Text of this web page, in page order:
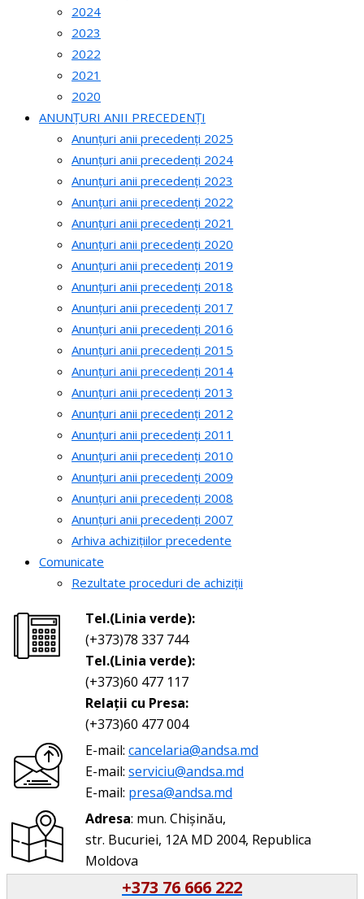
2024
2023
2022
2021
2020
ANUNȚURI ANII PRECEDENȚI
Anunțuri anii precedenți 2025
Anunțuri anii precedenți 2024
Anunțuri anii precedenți 2023
Anunțuri anii precedenți 2022
Anunțuri anii precedenți 2021
Anunțuri anii precedenți 2020
Anunțuri anii precedenți 2019
Anunțuri anii precedenți 2018
Anunțuri anii precedenți 2017
Anunțuri anii precedenți 2016
Anunțuri anii precedenți 2015
Anunțuri anii precedenți 2014
Anunțuri anii precedenți 2013
Anunțuri anii precedenți 2012
Anunțuri anii precedenți 2011
Anunțuri anii precedenți 2010
Anunțuri anii precedenți 2009
Anunțuri anii precedenți 2008
Anunțuri anii precedenți 2007
Arhiva achizițiilor precedente
Comunicate
Rezultate proceduri de achiziții
Tel.(Linia verde):
(+373)78 337 744
Tel.(Linia verde):
(+373)60 477 117
Relații cu Presa:
(+373)60 477 004
E-mail: cancelaria@andsa.md
E-mail: serviciu@andsa.md
E-mail: presa@andsa.md
Adresa: mun. Chișinău,
str. Bucuriei, 12A MD 2004, Republica
Moldova
+373 76 666 222